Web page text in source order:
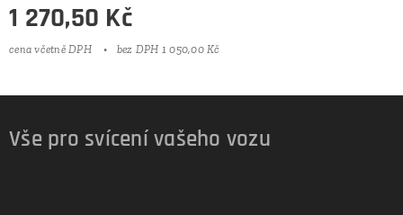
1 270,50 Kč
cena včetně DPH bez DPH 1 050,00 Kč
Vše pro svícení vašeho vozu